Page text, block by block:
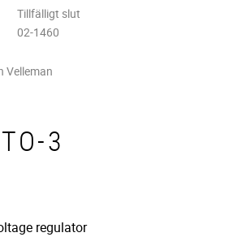
Tillfälligt slut
02-1460
Velleman
3
regulator